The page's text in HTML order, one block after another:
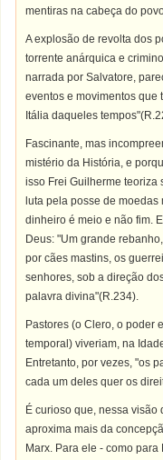
mentiras na cabeça do
A explosão de revolta dos
torrente anárquica e
narrada por Salvatore,
eventos e movimentos que
Itália daqueles
Fascinante, mas
mistério da História, e
isso Frei Guilherme teoriza
luta pela posse de
dinheiro é meio e não fim.
Deus: "Um grande
por cães mastins, os
senhores, sob a direção
palavra divina"(R.234).
Pastores (o Clero, o poder
temporal) viveriam, na
Entretanto, por vezes, "os
cada um deles quer os
É curioso que, nessa
aproxima mais da
Marx. Para ele - como